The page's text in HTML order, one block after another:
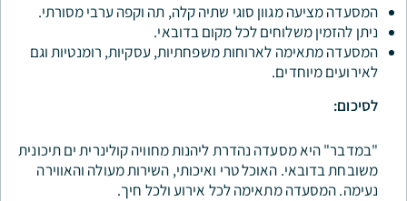
מגוון סוגי שתיה קלה, תה וקפה ערבי מסורתי.
לכל מקום בדובאי.
לארוחות משפחתיות, עסקיות, רומנטיות וגם
נהדרת ליהנות מחוויה קולינרית ים תיכונית
האוכל טרי ואיכותי, השירות מעולה והאווירה
מתאימה לכל אירוע ולכל חיך.